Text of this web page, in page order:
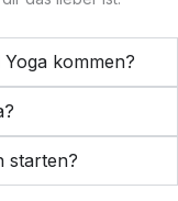
kommen?
starten?